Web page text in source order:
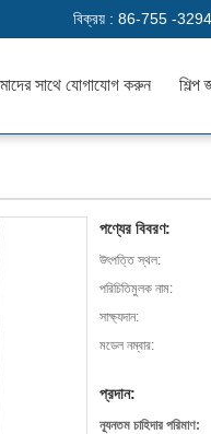
বিক্রয় : 86-755 -
সাথে যোগাযোগ করুন শিল্প
পণ্যের বিবরণ:
উৎপত্তি স্থল:
পরিচিতিমুলক নাম:
সাক্ষ্যদান:
মডেল নম্বার:
প্রদান:
ন্যূনতম চাহিদার পরিমাণ: